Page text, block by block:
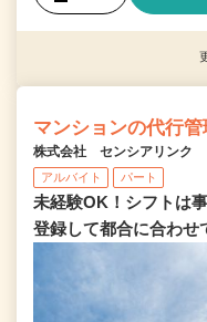
マンションの代行
株式会社 センシアリンク
アルバイト パート
未経験OK！シフトは
登録して都合に合わせ